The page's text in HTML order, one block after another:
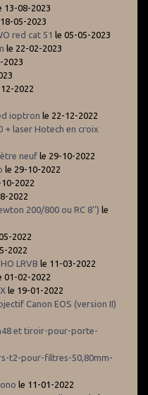
13-08-2023
05-2023
red cat 51 le 05-05-2023
le 22-02-2023
2023
2022
ioptron le 22-12-2022
+ laser Hotech en croix
neuf le 29-10-2022
le 29-10-2022
2022
2022
200/800 ou RC 8'') le
2022
2022
LRVB le 11-03-2022
01-02-2022
le 19-01-2022
Canon EOS (version II)
et tiroir-pour-porte-
t2-pour-filtres-50,80mm-
le 11-01-2022